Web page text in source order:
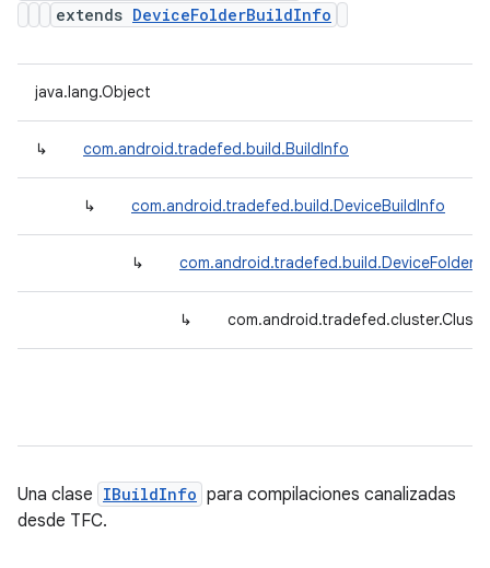
extends DeviceFolderBuildInfo
java.lang.Object
↳ com.android.tradefed.build.BuildInfo
↳ com.android.tradefed.build.DeviceBuildInfo
↳
↳
Una clase IBuildInfo para compilaciones canalizadas
desde TFC.